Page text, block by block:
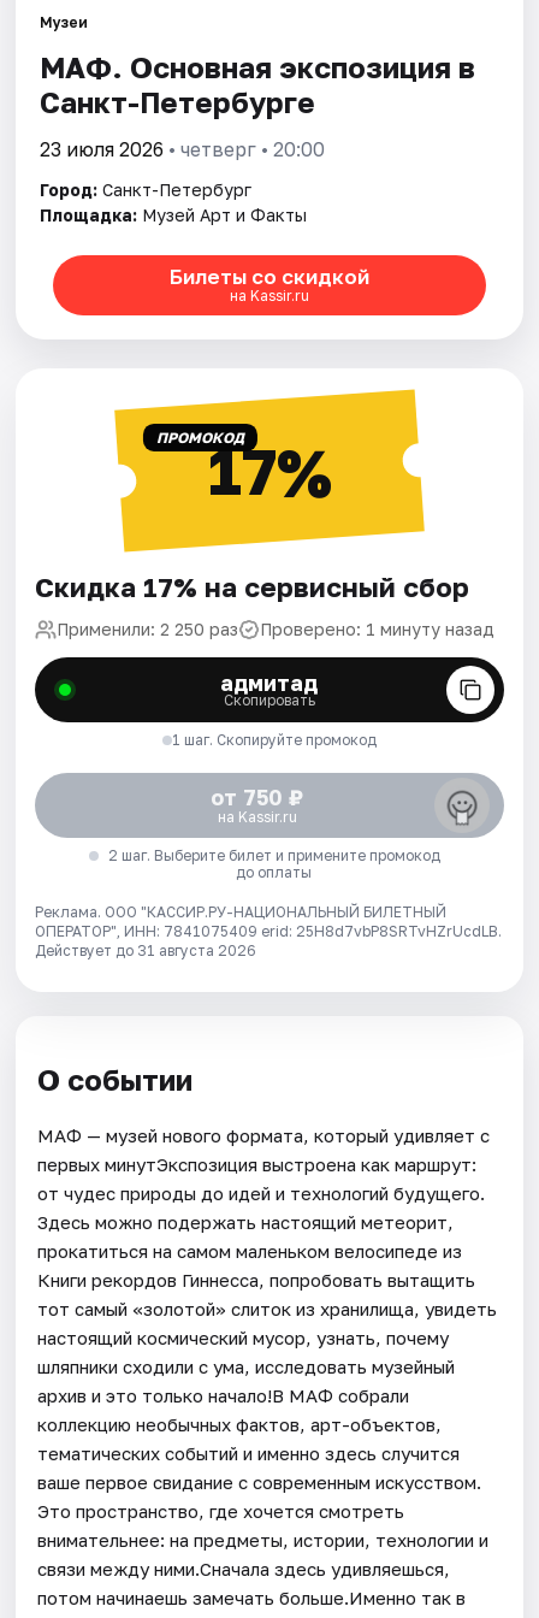
Города
Площадки
Рейтинги
Музеи
МАФ. Основная экспозиция в
Санкт-Петербурге
23 июля 2026 • четверг • 20:00
Город: Санкт-Петербург
Площадка: Музей Арт и Факты
Билеты со скидкой
на Kassir.ru
ПРОМОКОД17%
Скидка 17% на сервисный сбор
Применили: 2 250 раз Проверено: 1 минуту назад
адмитад
Скопировать
1 шаг. Скопируйте промокод
от 750 ₽
на Kassir.ru
2 шаг. Выберите билет и примените промокод
до оплаты
Реклама. ООО "КАССИР.РУ-НАЦИОНАЛЬНЫЙ БИЛЕТНЫЙ
ОПЕРАТОР", ИНН: 7841075409 erid: 25H8d7vbP8SRTvHZrUcdLB.
Действует до 31 августа 2026
О событии
МАФ — музей нового формата, который удивляет с
первых минутЭкспозиция выстроена как маршрут:
от чудес природы до идей и технологий будущего.
Здесь можно подержать настоящий метеорит,
прокатиться на самом маленьком велосипеде из
Книги рекордов Гиннесса, попробовать вытащить
тот самый «золотой» слиток из хранилища, увидеть
настоящий космический мусор, узнать, почему
шляпники сходили с ума, исследовать музейный
архив и это только начало!В МАФ собрали
коллекцию необычных фактов, арт-объектов,
тематических событий и именно здесь случится
ваше первое свидание с современным искусством.
Это пространство, где хочется смотреть
внимательнее: на предметы, истории, технологии и
связи между ними.Сначала здесь удивляешься,
потом начинаешь замечать больше.Именно так в